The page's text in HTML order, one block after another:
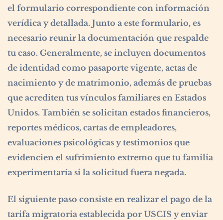
el formulario correspondiente con información
verídica y detallada. Junto a este formulario, es
necesario reunir la documentación que respalde
tu caso. Generalmente, se incluyen documentos
de identidad como pasaporte vigente, actas de
nacimiento y de matrimonio, además de pruebas
que acrediten tus vínculos familiares en Estados
Unidos. También se solicitan estados financieros,
reportes médicos, cartas de empleadores,
evaluaciones psicológicas y testimonios que
evidencien el sufrimiento extremo que tu familia
experimentaría si la solicitud fuera negada.
El siguiente paso consiste en realizar el pago de la
tarifa migratoria establecida por USCIS y enviar